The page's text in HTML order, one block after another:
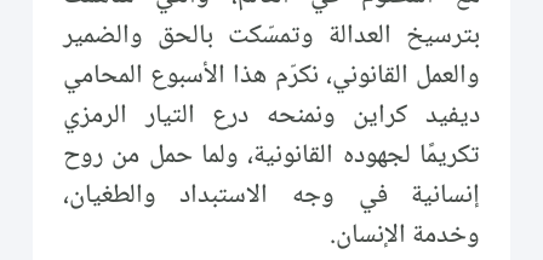
بترسيخ العدالة وتمسّكت بالحق والضمير
والعمل القانوني، نكرّم هذا الأسبوع المحامي
ديفيد كراين ونمنحه درع التيار الرمزي
تكريمًا لجهوده القانونية، ولما حمل من روح
إنسانية في وجه الاستبداد والطغيان،
وخدمة الإنسان.